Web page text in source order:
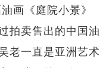
画《庭院小景》
拍卖售出的中国油
老一直是亚洲艺术